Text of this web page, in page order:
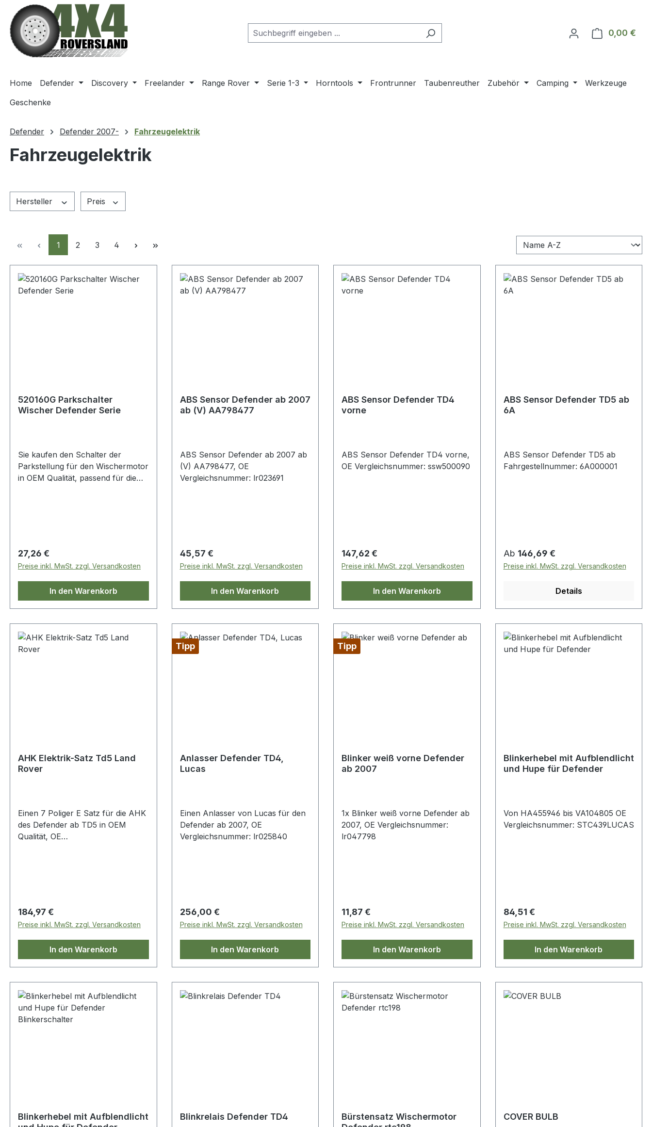
Hauptinhalt springen
Zur Suche springen
Zur Hauptnavigation springen
0,00 €
Home Defender Discovery Freelander Range Rover Serie 1-3 Horntools Frontrunner Taubenreuther Zubehör Camping
Werkzeuge
Geschenke
Defender Defender 2007- Fahrzeugelektrik
Fahrzeugelektrik
Hersteller Preis
Seite
1 Seite
2 Seite
3 Seite
4
520160G Parkschalter
Wischer Defender Serie
Sie kaufen den Schalter der
Parkstellung für den Wischermotor
in OEM Qualität, passend für die
Regulärer Preis:
27,26 €
Preise inkl. MwSt. zzgl. Versandkosten
In den Warenkorb
ABS Sensor Defender ab 2007
ab (V) AA798477
ABS Sensor Defender ab 2007 ab
(V) AA798477, OE
Vergleichsnummer: lr023691
Regulärer Preis:
45,57 €
Preise inkl. MwSt. zzgl. Versandkosten
In den Warenkorb
ABS Sensor Defender TD4
vorne
ABS Sensor Defender TD4 vorne,
OE Vergleichsnummer: ssw500090
Regulärer Preis:
147,62 €
Preise inkl. MwSt. zzgl. Versandkosten
In den Warenkorb
ABS Sensor Defender TD5 ab
6A
ABS Sensor Defender TD5 ab
Fahrgestellnummer: 6A000001
Regulärer Preis:
Ab 146,69 €
Preise inkl. MwSt. zzgl. Versandkosten
Details
AHK Elektrik-Satz Td5 Land
Rover
Einen 7 Poliger E Satz für die AHK
des Defender ab TD5 in OEM
Qualität, OE
Regulärer Preis:
184,97 €
Preise inkl. MwSt. zzgl. Versandkosten
In den Warenkorb
Tipp
Anlasser Defender TD4,
Lucas
Einen Anlasser von Lucas für den
Defender ab 2007, OE
Vergleichsnummer: lr025840
Regulärer Preis:
256,00 €
Preise inkl. MwSt. zzgl. Versandkosten
In den Warenkorb
Tipp
Blinker weiß vorne Defender
ab 2007
1x Blinker weiß vorne Defender ab
2007, OE Vergleichsnummer:
lr047798
Regulärer Preis:
11,87 €
Preise inkl. MwSt. zzgl. Versandkosten
In den Warenkorb
Blinkerhebel mit Aufblendlicht
und Hupe für Defender
Von HA455946 bis VA104805 OE
Vergleichsnummer: STC439LUCAS
Regulärer Preis:
84,51 €
Preise inkl. MwSt. zzgl. Versandkosten
In den Warenkorb
Blinkerhebel mit Aufblendlicht
Blinkrelais Defender TD4
Bürstensatz Wischermotor
COVER BULB